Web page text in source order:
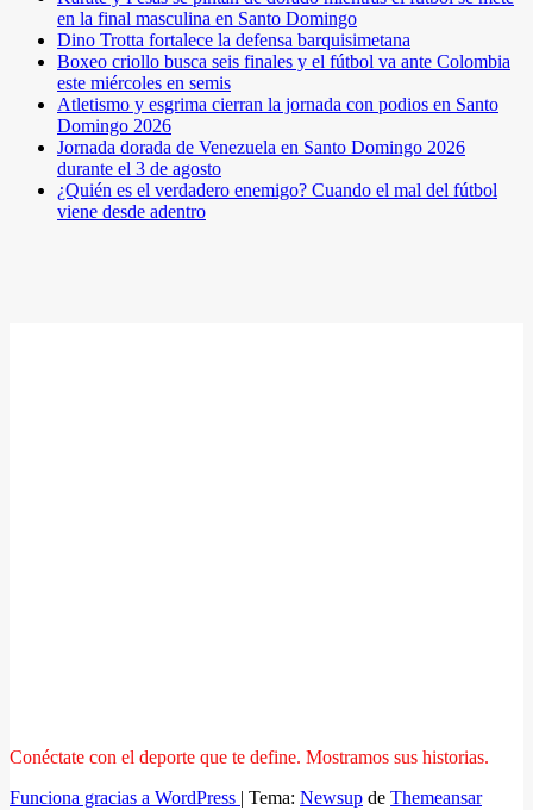
en la final masculina en Santo Domingo
Dino Trotta fortalece la defensa barquisimetana
Boxeo criollo busca seis finales y el fútbol va ante Colombia
este miércoles en semis
Atletismo y esgrima cierran la jornada con podios en Santo
Domingo 2026
Jornada dorada de Venezuela en Santo Domingo 2026
durante el 3 de agosto
¿Quién es el verdadero enemigo? Cuando el mal del fútbol
viene desde adentro
Conéctate con el deporte que te define. Mostramos sus historias.
Funciona gracias a WordPress | Tema: Newsup de Themeansar